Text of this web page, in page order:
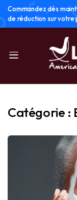
Commandez dès
de réduction sur votre
Catégorie :